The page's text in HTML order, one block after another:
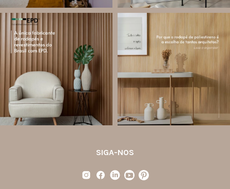
Você sabe o que é EPD?
A Declaração Ambiental de Produto
(Environmental Product Declaration) é
um documento internacional que
Jul 21
35 1
Os rodapés de poliestireno
conquistaram espaço na arquitetura
porque unem estética, praticidade e
desempenho em um único produto.
Diferente
SIGA-NOS